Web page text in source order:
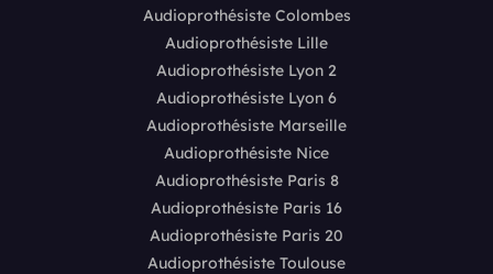
Audioprothésiste Colombes
Audioprothésiste Lille
Audioprothésiste Lyon 2
Audioprothésiste Lyon 6
Audioprothésiste Marseille
Audioprothésiste Nice
Audioprothésiste Paris 8
Audioprothésiste Paris 16
Audioprothésiste Paris 20
Audioprothésiste Toulouse